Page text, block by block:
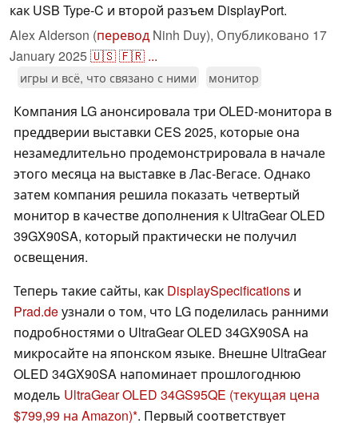
как USB Type-C и второй разъем DisplayPort.
Alex Alderson (перевод Ninh Duy), Опубликовано 17
January 2025🇺🇸🇫🇷 ...
игры и всё, что связано с ними монитор
Компания LG анонсировала три OLED-монитора в
преддверии выставки CES 2025, которые она
незамедлительно продемонстрировала в начале
этого месяца на выставке в Лас-Вегасе. Однако
затем компания решила показать четвертый
монитор в качестве дополнения к UltraGear OLED
39GX90SA, который практически не получил
освещения.
Теперь такие сайты, как DisplaySpecifications и
Prad.deузнали о том, что LG поделилась ранними
подробностями о UltraGear OLED 34GX90SA на
микросайте на японском языке. Внешне UltraGear
OLED 34GX90SA напоминает прошлогоднюю
модель UltraGear OLED 34GS95QE (текущая цена
$799,99 на Amazon) . Первый соответствует